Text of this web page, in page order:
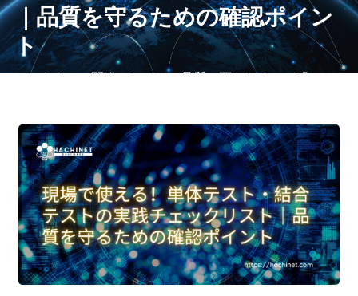
｜品質を守るための確認ポイン
ト
ソフトウェア開発において、品質の要となるのが「テス
リース前のバグを未然に防ぐために欠かせない重要なフ
ェーズです。しかし現場では、時間や工数の制約から確
認漏れが発生しやすく、想定外の不具合につながるケー
スも少なくありません。そこで本記事では、テストの抜
け漏れを防ぎ、品質を安定させるために、単体テストと
結合テストそれぞれで現場で“本当に使える”チェックリス
トを詳しく解説します。開発者、テスト担当者、プロジ
ェクトマネージャーの方にも役立つ実践的な内容となっ
ていますので、ぜひ最後までご覧ください。
07/08/2025